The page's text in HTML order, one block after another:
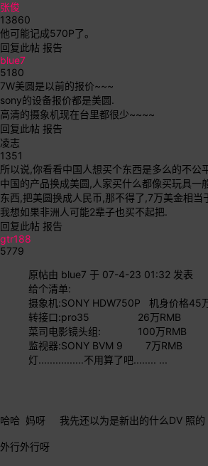
张俊
13860
他可能记成570P了。
回复此帖 报告
blue7
5180
7W美圆是以前的报价~~~
sony的设备报价都是美圆.
高清的摄象机现在台里都很少~~~~
回复此帖 报告
凌志
1351
所以说,你看看中国人想买个东西是多么的不公
中国的产品换成美圆,人家买什么都像买玩具一
东西,把美圆换成人民币,那不得了,7万美金相当
我想如果非洲人可能2辈子也买不起把.
回复此帖 报告
gtr188
5779
原帖由 blue7 于 07-4-23 01:32 发表
给个清单:
摄象机:SONY HDW750P 机身价格45
转接口:pro35 26万RMB
菜司电影镜头组: 100万RMB
监视器:SONY BVM 9 7万RMB
灯................不用算了吧........ ...
哈哈 妈呀 我先还以为是新出的什么DV
外行外行呀